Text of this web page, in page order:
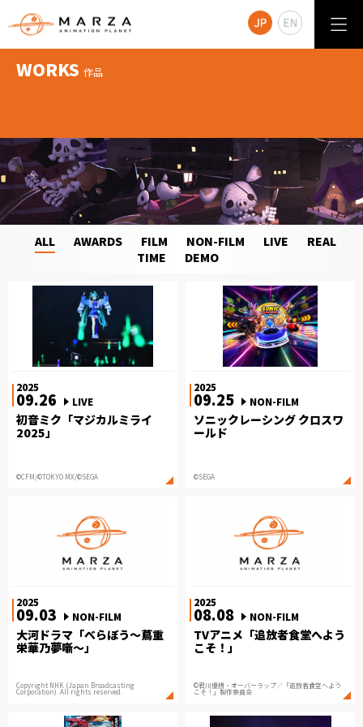
WORKS 作品
ALL AWARDS FILM NON-FILM LIVE
REAL
TIME
DEMO
2025
09.26 LIVE
初音ミク「マジカルミライ
2025」
©CFM/©TOKYO MX/©SEGA
2025
09.25 NON-FILM
ソニックレーシング クロスワ
ールド
©SEGA
2025
09.03 NON-FILM
大河ドラマ「べらぼう〜蔦重
栄華乃夢噺〜」
Copyright NHK (Japan Broadcasting
Corporation). All rights reserved.
2025
08.08 NON-FILM
TVアニメ「追放者食堂へよう
こそ！」
©君川優樹・オーバーラップ／「追放者食堂へよう
こそ！」製作委員会